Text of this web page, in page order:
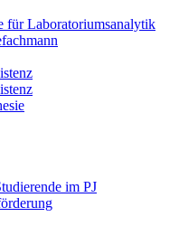
für Laboratoriumsanalytik
im PJ